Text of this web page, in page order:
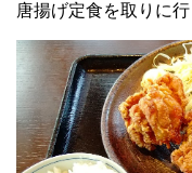
唐揚げ定食を取りに行